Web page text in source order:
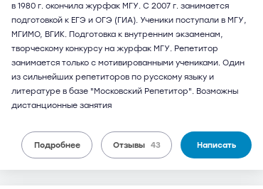
в 1980 г. окончила журфак МГУ. С 2007 г. занимается
подготовкой к ЕГЭ и ОГЭ (ГИА). Ученики поступали в МГУ,
МГИМО, ВГИК. Подготовка к внутренним экзаменам,
творческому конкурсу на журфак МГУ. Репетитор
занимается только с мотивированными учениками. Один
из сильнейших репетиторов по русскому языку и
литературе в базе "Московский Репетитор". Возможны
дистанционные занятия
Подробнее Отзывы 43 Написать